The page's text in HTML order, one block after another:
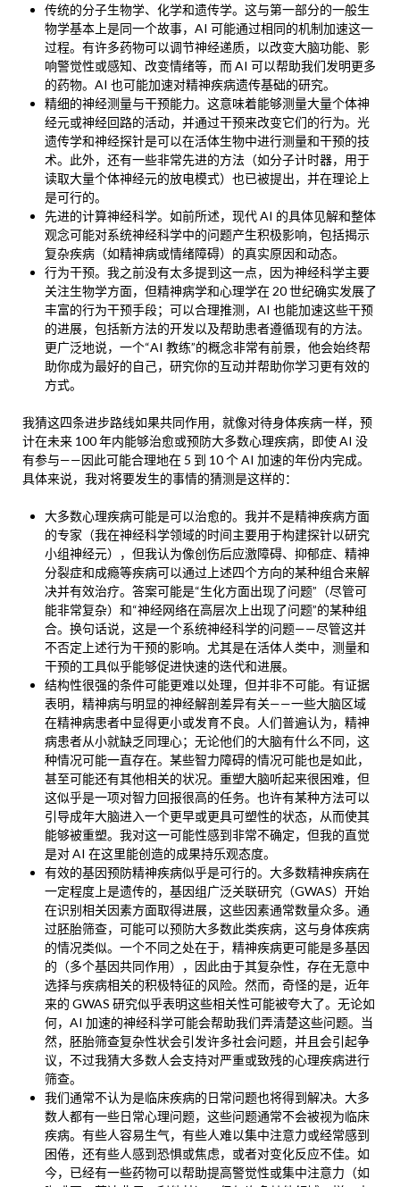
传统的分子生物学、化学和遗传学。这与第一部分的一般生
物学基本上是同一个故事，AI 可能通过相同的机制加速这一
过程。有许多药物可以调节神经递质，以改变大脑功能、影
响警觉性或感知、改变情绪等，而 AI 可以帮助我们发明更多
的药物。AI 也可能加速对精神疾病遗传基础的研究。
精细的神经测量与干预能力。这意味着能够测量大量个体神
经元或神经回路的活动，并通过干预来改变它们的行为。光
遗传学和神经探针是可以在活体生物中进行测量和干预的技
术。此外，还有一些非常先进的方法（如分子计时器，用于
读取大量个体神经元的放电模式）也已被提出，并在理论上
是可行的。
先进的计算神经科学。如前所述，现代 AI 的具体见解和整体
观念可能对系统神经科学中的问题产生积极影响，包括揭示
复杂疾病（如精神病或情绪障碍）的真实原因和动态。
行为干预。我之前没有太多提到这一点，因为神经科学主要
关注生物学方面，但精神病学和心理学在 20 世纪确实发展了
丰富的行为干预手段；可以合理推测，AI 也能加速这些干预
的进展，包括新方法的开发以及帮助患者遵循现有的方法。
更广泛地说，一个“AI 教练”的概念非常有前景，他会始终帮
助你成为最好的自己，研究你的互动并帮助你学习更有效的
方式。
我猜这四条进步路线如果共同作用，就像对待身体疾病一样，预
计在未来 100 年内能够治愈或预防大多数心理疾病，即使 AI 没
有参与——因此可能合理地在 5 到 10 个 AI 加速的年份内完成。
具体来说，我对将要发生的事情的猜测是这样的：
大多数心理疾病可能是可以治愈的。我并不是精神疾病方面
的专家（我在神经科学领域的时间主要用于构建探针以研究
小组神经元），但我认为像创伤后应激障碍、抑郁症、精神
分裂症和成瘾等疾病可以通过上述四个方向的某种组合来解
决并有效治疗。答案可能是“生化方面出现了问题”（尽管可
能非常复杂）和“神经网络在高层次上出现了问题”的某种组
合。换句话说，这是一个系统神经科学的问题——尽管这并
不否定上述行为干预的影响。尤其是在活体人类中，测量和
干预的工具似乎能够促进快速的迭代和进展。
结构性很强的条件可能更难以处理，但并非不可能。有证据
表明，精神病与明显的神经解剖差异有关——一些大脑区域
在精神病患者中显得更小或发育不良。人们普遍认为，精神
病患者从小就缺乏同理心；无论他们的大脑有什么不同，这
种情况可能一直存在。某些智力障碍的情况可能也是如此，
甚至可能还有其他相关的状况。重塑大脑听起来很困难，但
这似乎是一项对智力回报很高的任务。也许有某种方法可以
引导成年大脑进入一个更早或更具可塑性的状态，从而使其
能够被重塑。我对这一可能性感到非常不确定，但我的直觉
是对 AI 在这里能创造的成果持乐观态度。
有效的基因预防精神疾病似乎是可行的。大多数精神疾病在
一定程度上是遗传的，基因组广泛关联研究（GWAS）开始
在识别相关因素方面取得进展，这些因素通常数量众多。通
过胚胎筛查，可能可以预防大多数此类疾病，这与身体疾病
的情况类似。一个不同之处在于，精神疾病更可能是多基因
的（多个基因共同作用），因此由于其复杂性，存在无意中
选择与疾病相关的积极特征的风险。然而，奇怪的是，近年
来的 GWAS 研究似乎表明这些相关性可能被夸大了。无论如
何，AI 加速的神经科学可能会帮助我们弄清楚这些问题。当
然，胚胎筛查复杂性状会引发许多社会问题，并且会引起争
议，不过我猜大多数人会支持对严重或致残的心理疾病进行
筛查。
我们通常不认为是临床疾病的日常问题也将得到解决。大多
数人都有一些日常心理问题，这些问题通常不会被视为临床
疾病。有些人容易生气，有些人难以集中注意力或经常感到
困倦，还有些人感到恐惧或焦虑，或者对变化反应不佳。如
今，已经有一些药物可以帮助提高警觉性或集中注意力（如